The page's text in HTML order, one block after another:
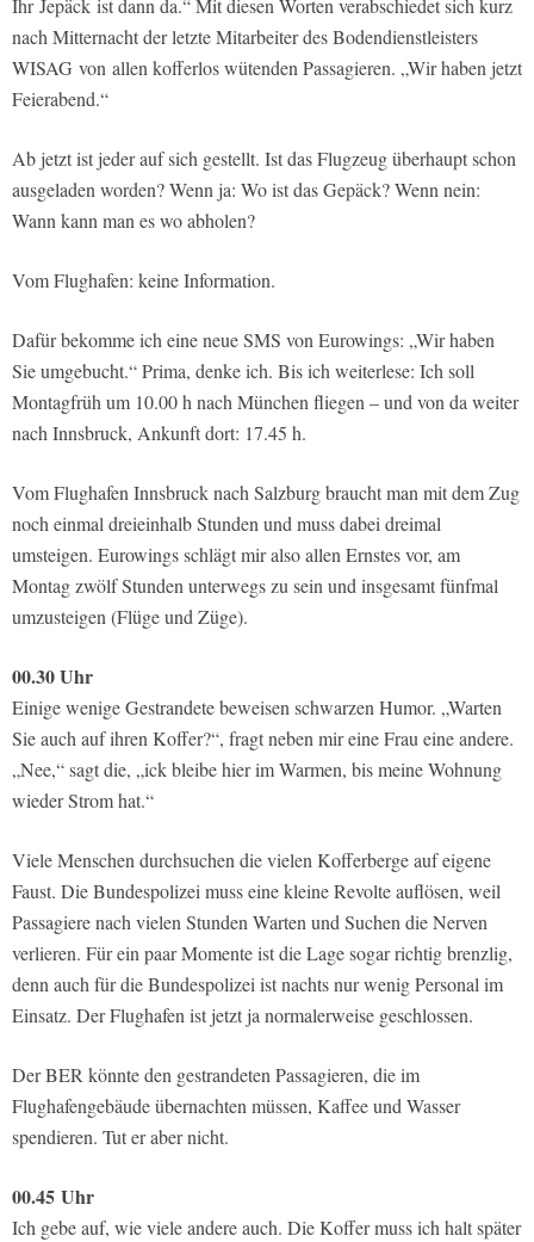
Ihr Jepäck ist dann da.“ Mit diesen Worten verabschiedet sich kurz
nach Mitternacht der letzte Mitarbeiter des Bodendienstleisters
WISAG von allen kofferlos wütenden Passagieren. „Wir haben jetzt
Feierabend.“
Ab jetzt ist jeder auf sich gestellt. Ist das Flugzeug überhaupt schon
ausgeladen worden? Wenn ja: Wo ist das Gepäck? Wenn nein:
Wann kann man es wo abholen?
Vom Flughafen: keine Information.
Dafür bekomme ich eine neue SMS von Eurowings: „Wir haben
Sie umgebucht.“ Prima, denke ich. Bis ich weiterlese: Ich soll
Montagfrüh um 10.00 h nach München fliegen – und von da weiter
nach Innsbruck, Ankunft dort: 17.45 h.
Vom Flughafen Innsbruck nach Salzburg braucht man mit dem Zug
noch einmal dreieinhalb Stunden und muss dabei dreimal
umsteigen. Eurowings schlägt mir also allen Ernstes vor, am
Montag zwölf Stunden unterwegs zu sein und insgesamt fünfmal
umzusteigen (Flüge und Züge).
00.30 Uhr
Einige wenige Gestrandete beweisen schwarzen Humor. „Warten
Sie auch auf ihren Koffer?“, fragt neben mir eine Frau eine andere.
„Nee,“ sagt die, „ick bleibe hier im Warmen, bis meine Wohnung
wieder Strom hat.“
Viele Menschen durchsuchen die vielen Kofferberge auf eigene
Faust. Die Bundespolizei muss eine kleine Revolte auflösen, weil
Passagiere nach vielen Stunden Warten und Suchen die Nerven
verlieren. Für ein paar Momente ist die Lage sogar richtig brenzlig,
denn auch für die Bundespolizei ist nachts nur wenig Personal im
Einsatz. Der Flughafen ist jetzt ja normalerweise geschlossen.
Der BER könnte den gestrandeten Passagieren, die im
Flughafengebäude übernachten müssen, Kaffee und Wasser
spendieren. Tut er aber nicht.
00.45 Uhr
Ich gebe auf, wie viele andere auch. Die Koffer muss ich halt später